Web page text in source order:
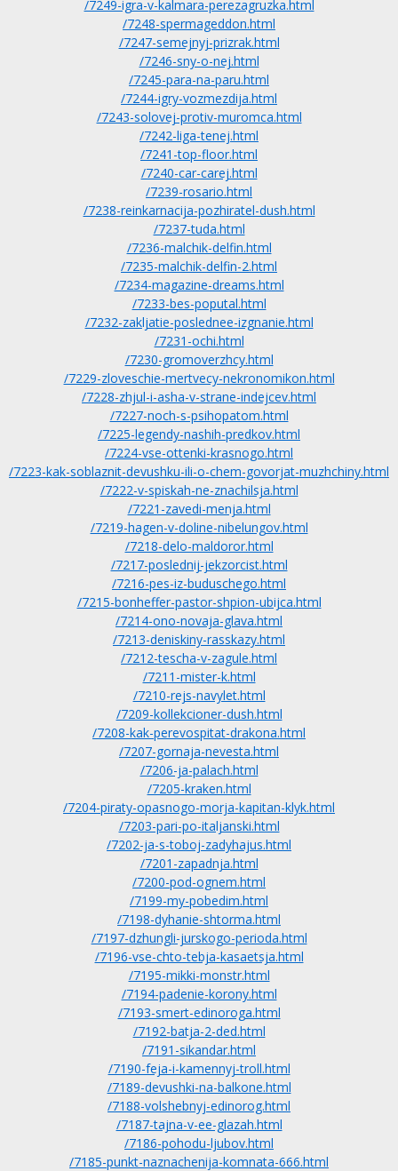
/7249-igra-v-kalmara-perezagruzka.html
/7248-spermageddon.html
/7247-semejnyj-prizrak.html
/7246-sny-o-nej.html
/7245-para-na-paru.html
/7244-igry-vozmezdija.html
/7243-solovej-protiv-muromca.html
/7242-liga-tenej.html
/7241-top-floor.html
/7240-car-carej.html
/7239-rosario.html
/7238-reinkarnacija-pozhiratel-dush.html
/7237-tuda.html
/7236-malchik-delfin.html
/7235-malchik-delfin-2.html
/7234-magazine-dreams.html
/7233-bes-poputal.html
/7232-zakljatie-poslednee-izgnanie.html
/7231-ochi.html
/7230-gromoverzhcy.html
/7229-zloveschie-mertvecy-nekronomikon.html
/7228-zhjul-i-asha-v-strane-indejcev.html
/7227-noch-s-psihopatom.html
/7225-legendy-nashih-predkov.html
/7224-vse-ottenki-krasnogo.html
/7223-kak-soblaznit-devushku-ili-o-chem-govorjat-muzhchiny.html
/7222-v-spiskah-ne-znachilsja.html
/7221-zavedi-menja.html
/7219-hagen-v-doline-nibelungov.html
/7218-delo-maldoror.html
/7217-poslednij-jekzorcist.html
/7216-pes-iz-buduschego.html
/7215-bonheffer-pastor-shpion-ubijca.html
/7214-ono-novaja-glava.html
/7213-deniskiny-rasskazy.html
/7212-tescha-v-zagule.html
/7211-mister-k.html
/7210-rejs-navylet.html
/7209-kollekcioner-dush.html
/7208-kak-perevospitat-drakona.html
/7207-gornaja-nevesta.html
/7206-ja-palach.html
/7205-kraken.html
/7204-piraty-opasnogo-morja-kapitan-klyk.html
/7203-pari-po-italjanski.html
/7202-ja-s-toboj-zadyhajus.html
/7201-zapadnja.html
/7200-pod-ognem.html
/7199-my-pobedim.html
/7198-dyhanie-shtorma.html
/7197-dzhungli-jurskogo-perioda.html
/7196-vse-chto-tebja-kasaetsja.html
/7195-mikki-monstr.html
/7194-padenie-korony.html
/7193-smert-edinoroga.html
/7192-batja-2-ded.html
/7191-sikandar.html
/7190-feja-i-kamennyj-troll.html
/7189-devushki-na-balkone.html
/7188-volshebnyj-edinorog.html
/7187-tajna-v-ee-glazah.html
/7186-pohodu-ljubov.html
/7185-punkt-naznachenija-komnata-666.html